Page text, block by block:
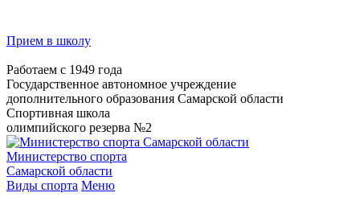
Прием в школу
Работаем с 1949 года
Государственное автономное учреждение
дополнительного образования Самарской области
Спортивная школа
олимпийского резерва №2
Министерство спорта
Самарской области
Виды спорта Меню